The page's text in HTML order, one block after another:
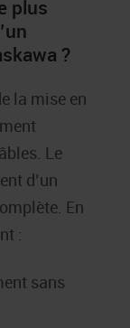
plus
?
la mise en
Le
d’un
En
:
sans